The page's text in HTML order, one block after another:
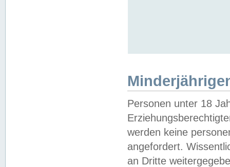
Personen unter 18
werden keine
angefordert.
an Dritte